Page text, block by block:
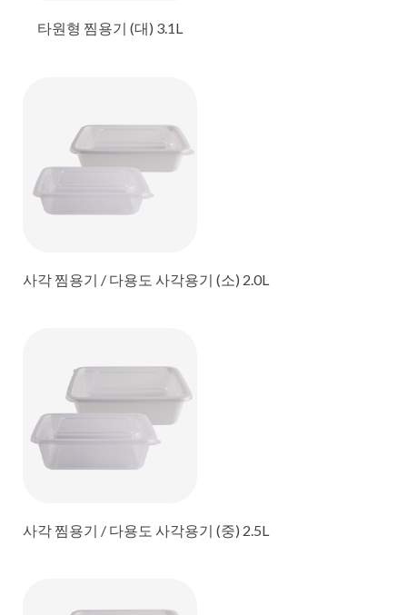
타원형 찜용기 (대) 3.1L
사각 찜용기 / 다용도 사각용기 (소) 2.0L
사각 찜용기 / 다용도 사각용기 (중) 2.5L